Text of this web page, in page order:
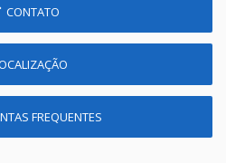
CONTATO
FREQUENTES